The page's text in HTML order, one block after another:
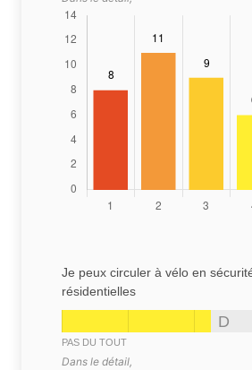
Je peux circuler à vélo en
résidentielles
D
PAS DU TOUT
Dans le détail,